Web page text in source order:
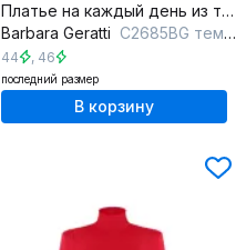
Платье на каждый день из трикотажа с синим цветом
Barbara Geratti С2685BG темно-синий
44 , 46
последний размер
В корзину